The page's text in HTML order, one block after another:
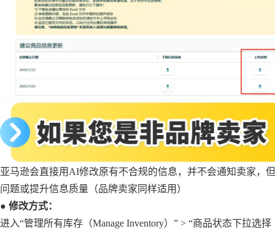
亚马逊会直接用AI修改原有不合规的信息，并不会通知卖家，
问题或提升信息质量（品牌卖家同样适用）
● 修改方式：
进入“管理所有库存（Manage Inventory）” > “商品状态下拉选